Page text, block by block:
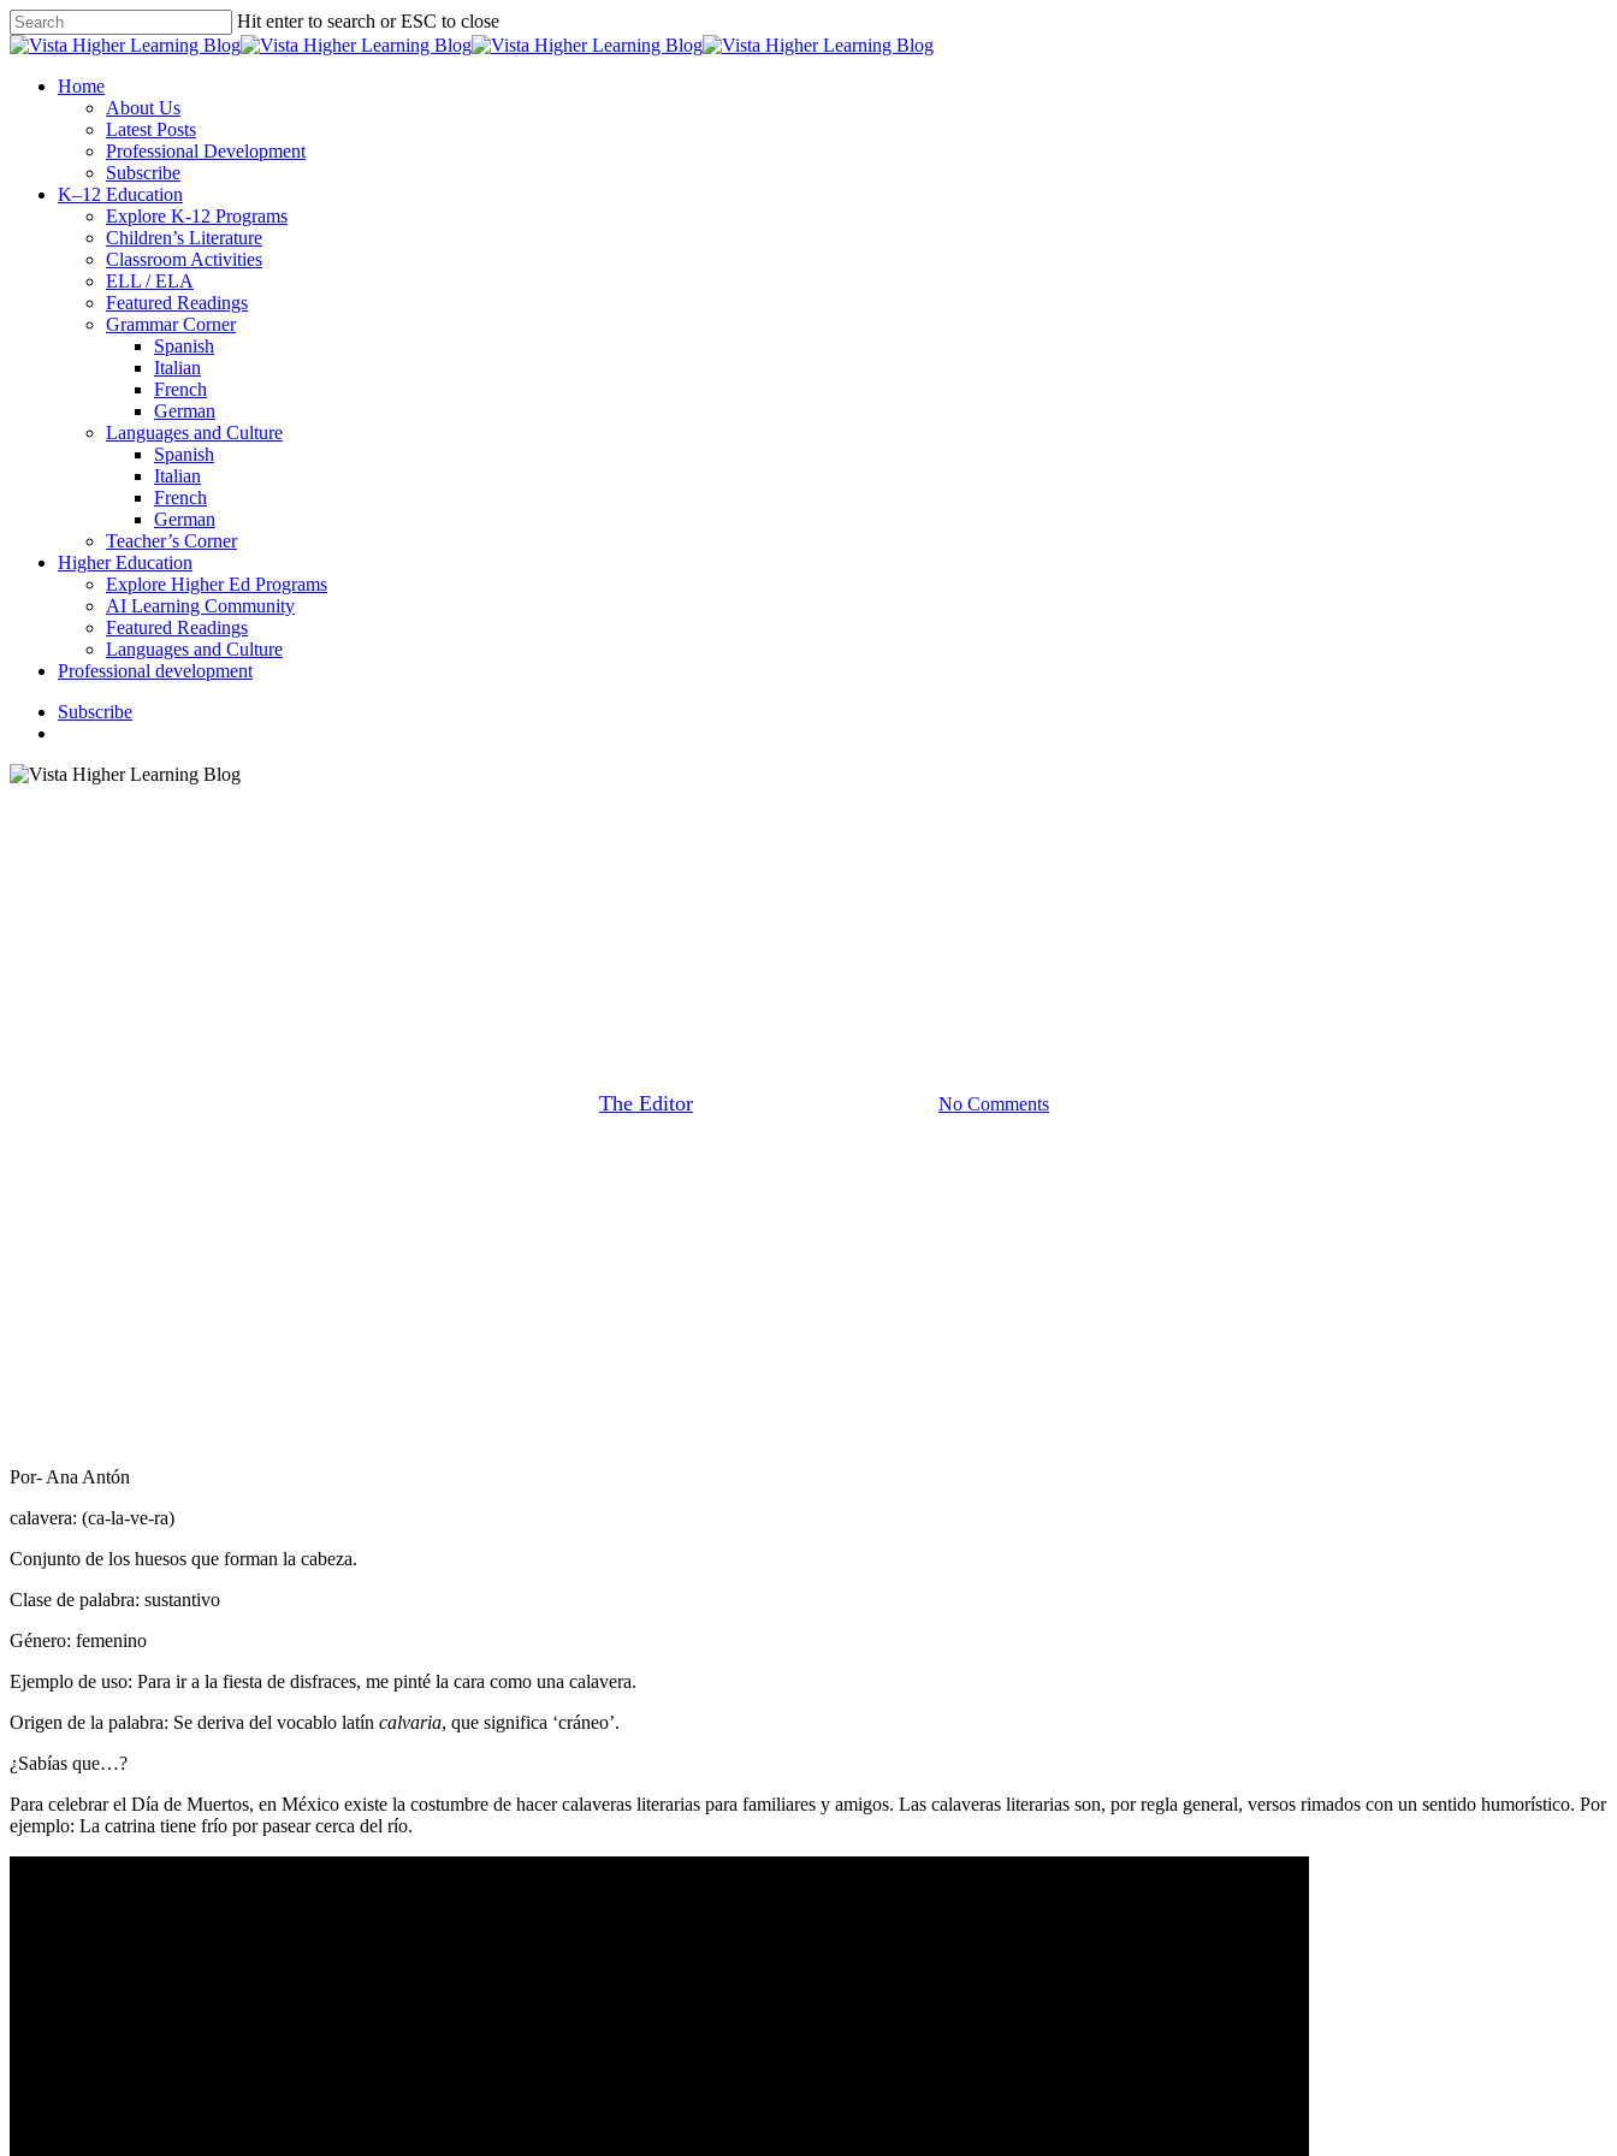
Skip
to
content
Hit enter to search or ESC to close
Close
search
Menu
Home
About Us
Latest Posts
Professional Development
Subscribe
K–12 Education
Explore K-12 Programs
Children’s Literature
Classroom Activities
ELL / ELA
Featured Readings
Grammar Corner
Spanish
Italian
French
German
Languages and Culture
Spanish
Italian
French
German
Teacher’s Corner
Higher Education
Explore Higher Ed Programs
AI Learning Community
Featured Readings
Languages and Culture
Professional development
Subscribe
The Editor No Comments
Por- Ana Antón
calavera: (ca-la-ve-ra)
Conjunto de los huesos que forman la cabeza.
Clase de palabra: sustantivo
Género: femenino
Ejemplo de uso: Para ir a la fiesta de disfraces, me pinté la cara como una calavera.
Origen de la palabra: Se deriva del vocablo latín calvaria, que significa ‘cráneo’.
¿Sabías que…?
Para celebrar el Día de Muertos, en México existe la costumbre de hacercalaveras literarias para familiares y amigos. Las calaveras literarias son, por regla general, versos rimados con un sentido humorístico. Por
ejemplo: La catrina tiene frío por pasear cerca del río.